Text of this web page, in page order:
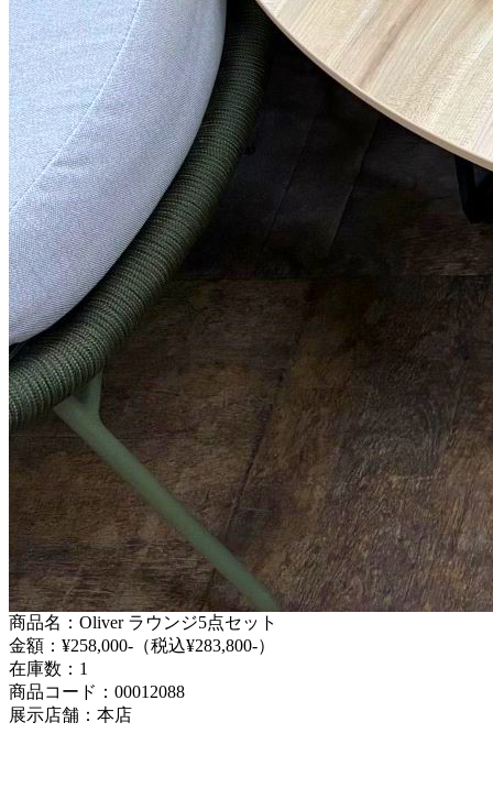
商品名：Oliver ラウンジ5点セット
金額：¥258,000-（税込¥283,800-）
在庫数：1
商品コード：00012088
展示店舗：本店